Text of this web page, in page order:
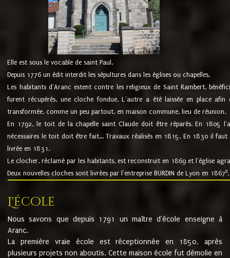
Elle est sous le vocable de saint Paul.
Depuis 1776 un édit interdit les sépultures dans les églises ou chapelles.
Les habitants d'Aranc estent contre les religieux de Saint Rambert,
furent récupérés, une cloche fondue. L'autre a été laissée en place
transformée, comme un peu partout, en maison commune, lieu de réunion.
En 1792, le toit de la chapelle saint Claude doit être réparés. En 1805
nécessaires le toit doit être fait... Travaux réalisés en 1815. En 1830 il
livrée en 1831.
Le clocher, réclamé par les habitants, est reconstruit en 1869 et l'église
Deux nouvelles cloches sont livrées par l'entreprise BURDIN de Lyon en 18678.
L'école
Nous savons que depuis 1791 un maître d'école enseigne à
Aranc.
La première vraie école est réceptionnée en 1850, après
plusieurs projets non aboutis. Cette maison école fut démolie en